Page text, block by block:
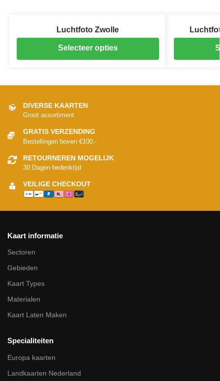
Luchtfoto Zwolle
Selecteer opties
DIVERSE KAARTEN
Groot assortiment
GRATIS VERZENDING
Bestellingen boven €100,-
RETOURNEREN MOGELIJK
30 Dagen bedenktijd
VEILIGE CHECKOUT
Kaart informatie
Sectoren
Gebieden
Kaart Types
Materialen
Kaart Laten Maken
Specialiteiten
Europa kaarten
Landkaarten Nederland